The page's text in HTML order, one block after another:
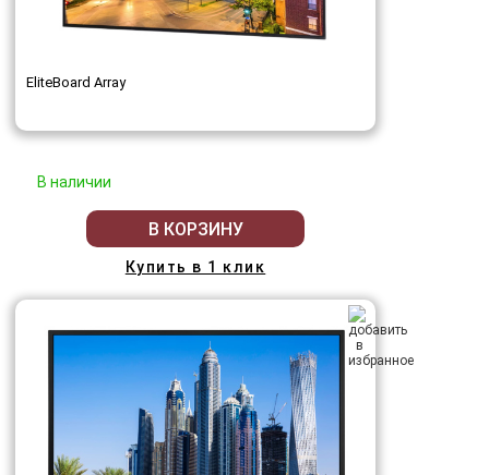
EliteBoard Array
В наличии
В КОРЗИНУ
Купить в 1 клик